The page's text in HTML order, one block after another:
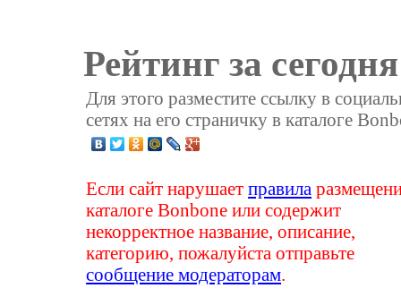
Рейтинг за
Для этого разместите ссылку в
сетях на его страничку в каталоге
Если сайт нарушаетправила
каталоге Bonbone или содержит
некорректное название, описание,
категорию, пожалуйста отправьте
сообщение модераторам